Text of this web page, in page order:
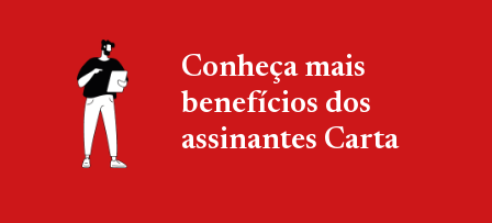
Conheça mais
benefícios dos
assinantes Carta